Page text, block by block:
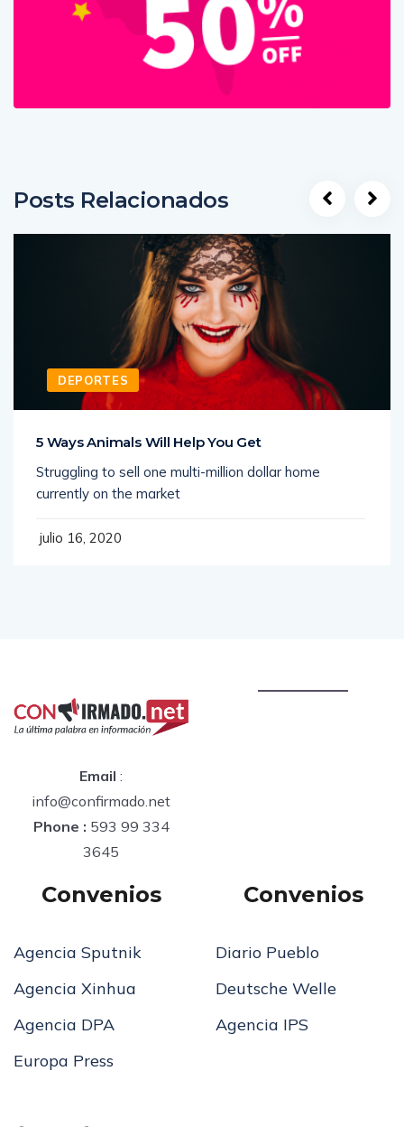
Posts Relacionados
DEPORTES
5 Ways Animals Will Help You Get
Struggling to sell one multi-million dollar home
currently on the market
julio 16, 2020
Email :
info@confirmado.net
Phone : 593 99 334
3645
Convenios
Agencia Sputnik
Agencia Xinhua
Agencia DPA
Europa Press
Convenios
Diario Pueblo
Deutsche Welle
Agencia IPS